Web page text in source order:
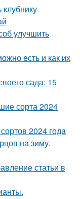
улучшить
есть и как их
сада: 15
сорта 2024
2024 года
на зиму.
статьи в